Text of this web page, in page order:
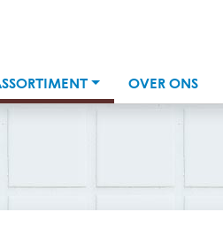
OVER ONS